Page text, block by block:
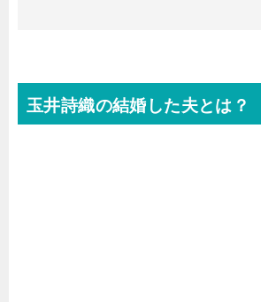
玉井詩織の結婚した夫とは？